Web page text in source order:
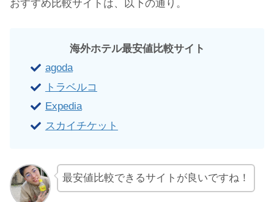
おすすめ比較サイトは、以下の通り。
海外ホテル最安値比較サイト
agoda
トラベルコ
Expedia
スカイチケット
最安値比較できるサイトが良いですね！